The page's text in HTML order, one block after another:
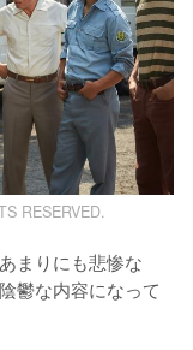
RESERVED.
まりにも悲惨な
鬱な内容になって